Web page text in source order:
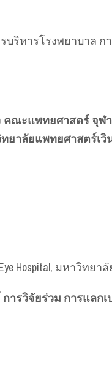
ริหารโรงพยาบาล ก
คณะแพทยศาสตร์ จุฬ
วิทยาลัยแพทยศาสตร์เ
Eye Hospital, มหาวิท
รวิจัยร่วม การแลก